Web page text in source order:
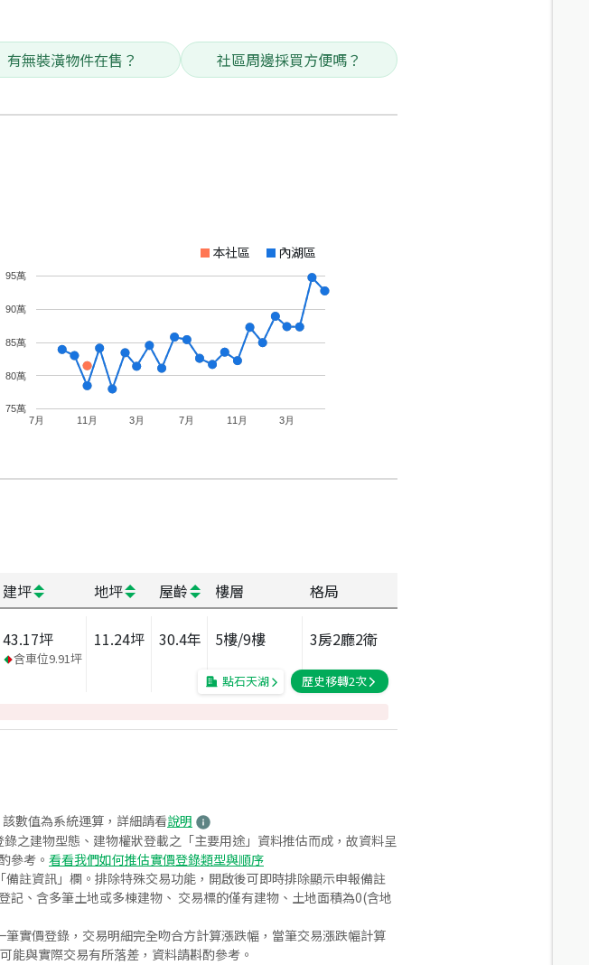
有無裝潢物件在售？ 社區周邊採買方便嗎？
本社區 內湖區
7月 11月 3月 7月 11月 3月
75萬
80萬
85萬
90萬
95萬
建坪 地坪 屋齡 樓層 格局
43.17坪
含車位9.91坪
11.24坪 30.4年 5樓/9樓 3房2廳2衛
點石天湖 歷史移轉2次
該數值為系統運算，詳細請看說明
之建物型態、建物權狀登載之「主要用途」資料推估而成，故資料呈
參考。 看看我們如何推估實價登錄類型與順序
註資訊」欄。排除特殊交易功能，開啟後可即時排除顯示申報備註
、含多筆土地或多棟建物、 交易標的僅有建物、土地面積為0(含地
實價登錄，交易明細完全吻合方計算漲跌幅，當筆交易漲跌幅計算
與實際交易有所落差，資料請斟酌參考。